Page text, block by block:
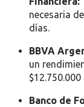
necesaria de
días.
BBVA
un
$12.750.000
Banco de